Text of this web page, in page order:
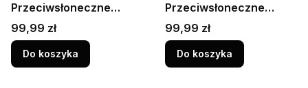
Przeciwsłoneczne
Polaryzacja UV400
Camilla 216C3
Niebieskie
Cena
99,99 zł
Do koszyka
Przeciwsłoneczne
Polaryzacja UV400
Camilla 218C1 Czarne
Cena
99,99 zł
Do koszyka